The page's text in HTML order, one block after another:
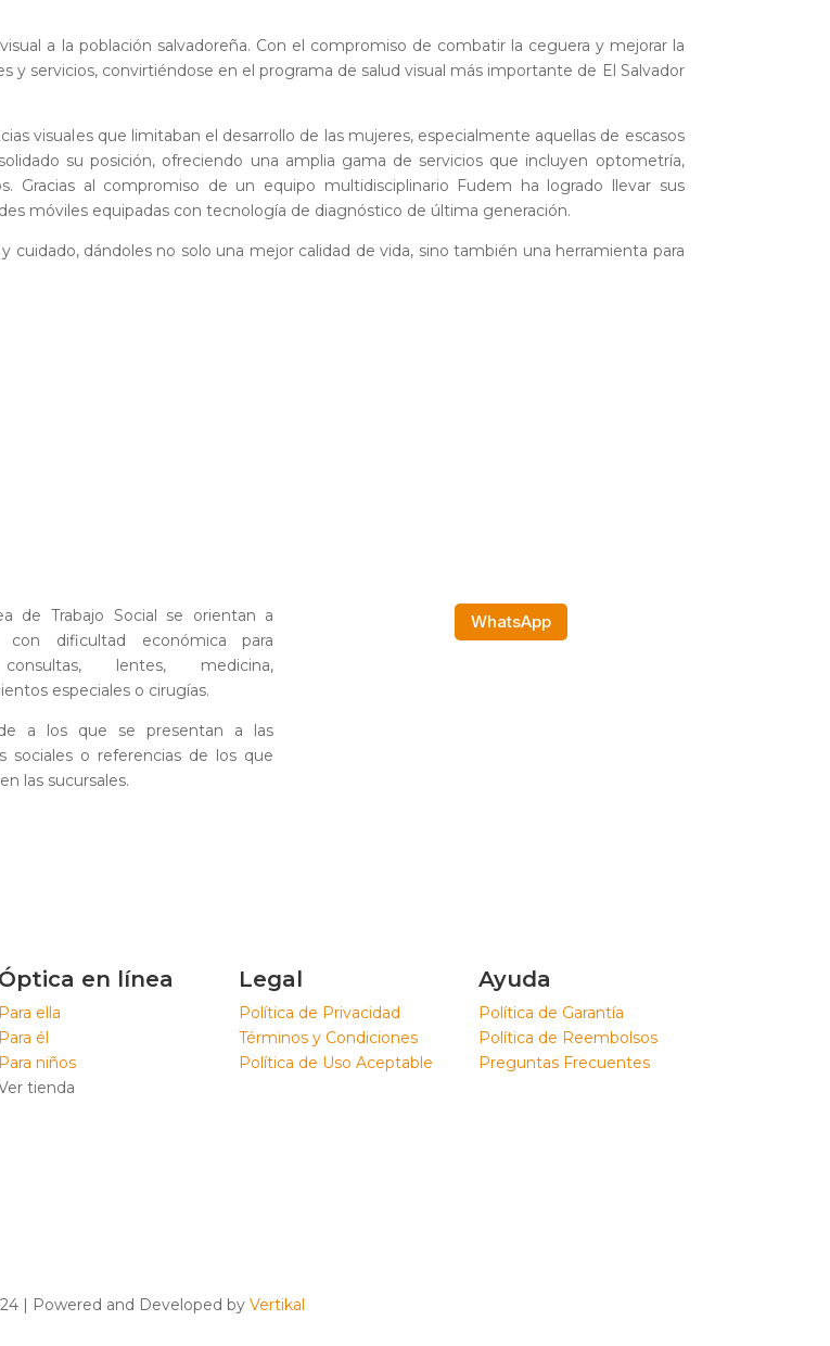
a la población salvadoreña. Con el compromiso de combatir la ceguera y mejorar la
y servicios, convirtiéndose en el programa de salud visual más importante de El Salvador
visuales que limitaban el desarrollo de las mujeres, especialmente aquellas de escasos
su posición, ofreciendo una amplia gama de servicios que incluyen optometría,
Gracias al compromiso de un equipo multidisciplinario Fudem ha logrado llevar sus
móviles equipadas con tecnología de diagnóstico de última generación.
cuidado, dándoles no solo una mejor calidad de vida, sino también una herramienta para
de Trabajo Social se orientan a
con dificultad económica para
lentes, medicina,
especiales o cirugías.
a los que se presentan a las
sociales o referencias de los que
las sucursales.
WhatsApp
Óptica en línea
Para ella
Para él
Para niños
tienda
Legal
Política de Privacidad
Términos y Condiciones
Política de Uso Aceptable
Ayuda
Política de Garantía
Política de Reembolsos
Preguntas Frecuentes
| Powered and Developed by Vertikal